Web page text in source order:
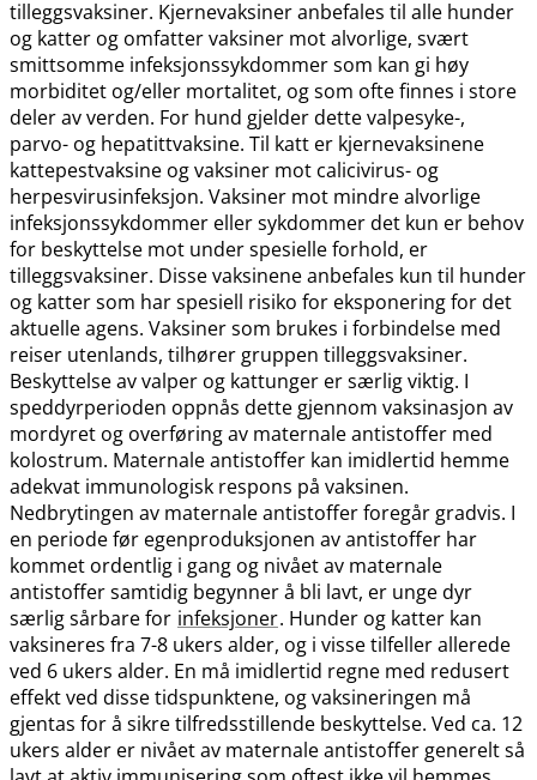
tilleggsvaksiner. Kjernevaksiner anbefales til alle hunder
og katter og omfatter vaksiner mot alvorlige, svært
smittsomme infeksjonssykdommer som kan gi høy
morbiditet og​/​eller mortalitet, og som ofte finnes i store
deler av verden. For hund gjelder dette valpesyke-,
parvo- og hepatittvaksine. Til katt er kjernevaksinene
kattepestvaksine og vaksiner mot calicivirus- og
herpesvirusinfeksjon. Vaksiner mot mindre alvorlige
infeksjonssykdommer eller sykdommer det kun er behov
for beskyttelse mot under spesielle forhold, er
tilleggsvaksiner. Disse vaksinene anbefales kun til hunder
og katter som har spesiell risiko for eksponering for det
aktuelle agens. Vaksiner som brukes i forbindelse med
reiser utenlands, tilhører gruppen tilleggsvaksiner.
Beskyttelse av valper og kattunger er særlig viktig. I
speddyrperioden oppnås dette gjennom vaksinasjon av
mordyret og overføring av maternale antistoffer med
kolostrum. Maternale antistoffer kan imidlertid hemme
adekvat immunologisk respons på vaksinen.
Nedbrytingen av maternale antistoffer foregår gradvis. I
en periode før egenproduksjonen av antistoffer har
kommet ordentlig i gang og nivået av maternale
antistoffer samtidig begynner å bli lavt, er unge dyr
særlig sårbare for infeksjoner. Hunder og katter kan
vaksineres fra 7-8 ukers alder, og i visse tilfeller allerede
ved 6 ukers alder. En må imidlertid regne med redusert
effekt ved disse tidspunktene, og vaksineringen må
gjentas for å sikre tilfredsstillende beskyttelse. Ved ca. 12
ukers alder er nivået av maternale antistoffer generelt så